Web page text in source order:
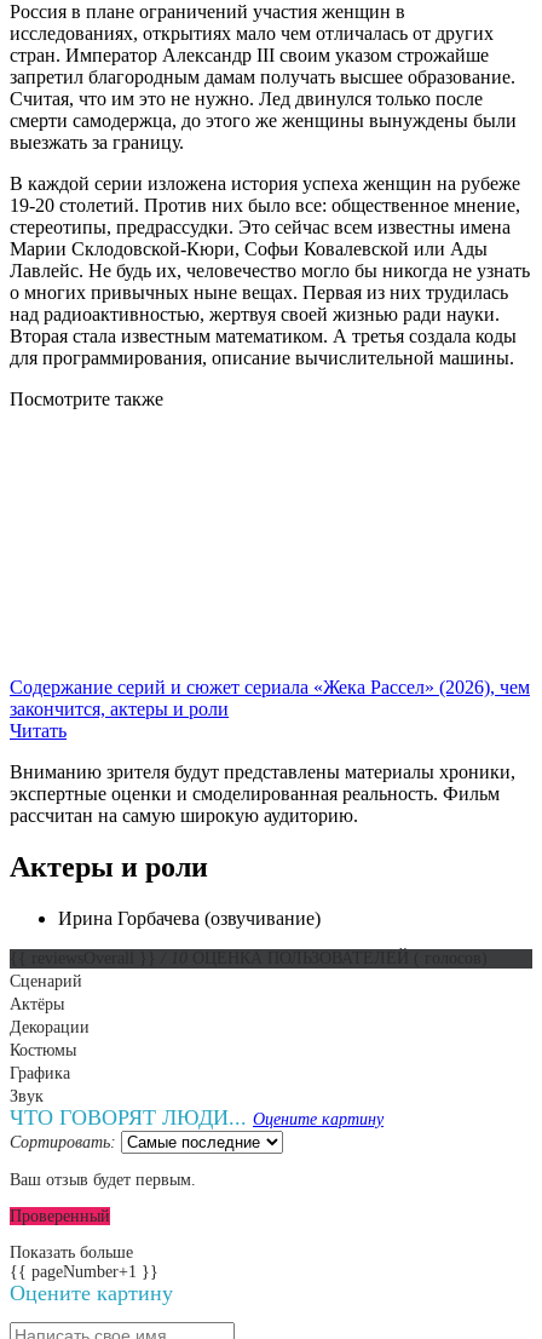
Россия в плане ограничений участия женщин в
исследованиях, открытиях мало чем отличалась от других
стран. Император Александр III своим указом строжайше
запретил благородным дамам получать высшее образование.
Считая, что им это не нужно. Лед двинулся только после
смерти самодержца, до этого же женщины вынуждены были
выезжать за границу.
В каждой серии изложена история успеха женщин на рубеже
19-20 столетий. Против них было все: общественное мнение,
стереотипы, предрассудки. Это сейчас всем известны имена
Марии Склодовской-Кюри, Софьи Ковалевской или Ады
Лавлейс. Не будь их, человечество могло бы никогда не узнать
о многих привычных ныне вещах. Первая из них трудилась
над радиоактивностью, жертвуя своей жизнью ради науки.
Вторая стала известным математиком. А третья создала коды
для программирования, описание вычислительной машины.
Посмотрите также
Содержание серий и сюжет сериала «Жека Рассел» (2026), чем
закончится, актеры и роли
Читать
Вниманию зрителя будут представлены материалы хроники,
экспертные оценки и смоделированная реальность. Фильм
рассчитан на самую широкую аудиторию.
Актеры и роли
Ирина Горбачева (озвучивание)
Сценарий
Актёры
Декорации
Костюмы
Графика
Звук
ЧТО ГОВОРЯТ ЛЮДИ... Оцените картину
Сортировать:
Ваш отзыв будет первым.
Проверенный
Показать больше
{{ pageNumber+1 }}
Оцените картину